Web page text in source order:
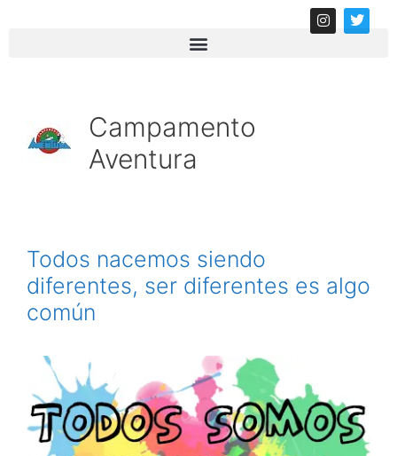
Campamento
Aventura
Todos nacemos siendo
diferentes, ser diferentes es algo
común